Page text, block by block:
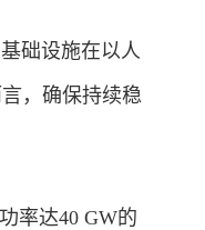
础设施在以人
，确保持续稳
率达40 GW的